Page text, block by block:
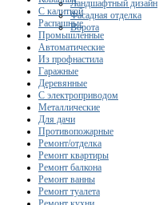
Ландшафтный дизайн
Фасадная отделка
Ворота
С калиткой
Распашные
Промышленные
Автоматические
Из профнастила
Гаражные
Деревянные
С электроприводом
Металлические
Для дачи
Противопожарные
Ремонт/отделка
Ремонт квартиры
Ремонт балкона
Ремонт ванны
Ремонт туалета